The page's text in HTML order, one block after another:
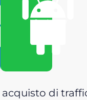
Scarica per
di